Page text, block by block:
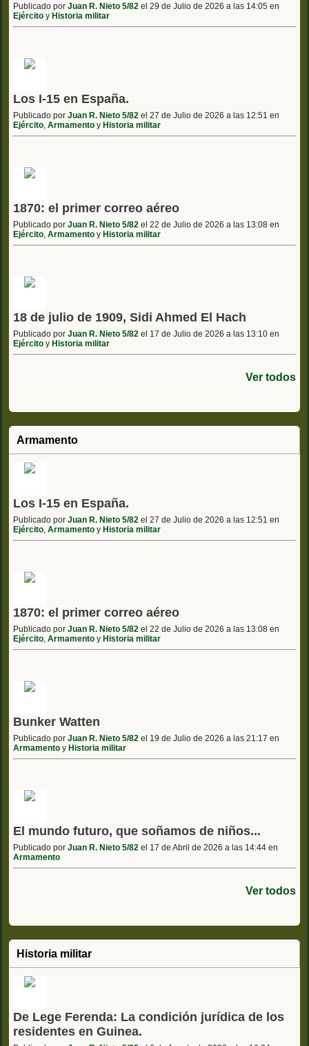
Publicado por Juan R. Nieto 5/82 el 29 de Julio de 2026 a las 14:05 en
Ejército y Historia militar
Los I-15 en España.
Publicado por Juan R. Nieto 5/82 el 27 de Julio de 2026 a las 12:51 en
Ejército Armamento y Historia militar
1870: el primer correo aéreo
Publicado por Juan R. Nieto 5/82 el 22 de Julio de 2026 a las 13:08 en
Ejército Armamento y Historia militar
18 de julio de 1909, Sidi Ahmed El Hach
Publicado por Juan R. Nieto 5/82 el 17 de Julio de 2026 a las 13:10 en
Ejército y Historia militar
Ver todos
Armamento
Los I-15 en España.
Publicado por Juan R. Nieto 5/82 el 27 de Julio de 2026 a las 12:51 en
Ejército Armamento y Historia militar
1870: el primer correo aéreo
Publicado por Juan R. Nieto 5/82 el 22 de Julio de 2026 a las 13:08 en
Ejército Armamento y Historia militar
Bunker Watten
Publicado por Juan R. Nieto 5/82 el 19 de Julio de 2026 a las 21:17 en
Armamento y Historia militar
El mundo futuro, que soñamos de niños...
Publicado por Juan R. Nieto 5/82 el 17 de Abril de 2026 a las 14:44 en
Armamento
Ver todos
Historia militar
De Lege Ferenda: La condición jurídica de los
residentes en Guinea.